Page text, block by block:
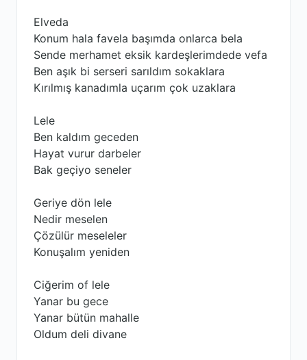
Elveda
Konum hala favela başımda onlarca bela
Sende merhamet eksik kardeşlerimdede vefa
Ben aşık bi serseri sarıldım sokaklara
Kırılmış kanadımla uçarım çok uzaklara
Lele
Ben kaldım geceden
Hayat vurur darbeler
Bak geçiyo seneler
Geriye dön lele
Nedir meselen
Çözülür meseleler
Konuşalım yeniden
Ciğerim of lele
Yanar bu gece
Yanar bütün mahalle
Oldum deli divane